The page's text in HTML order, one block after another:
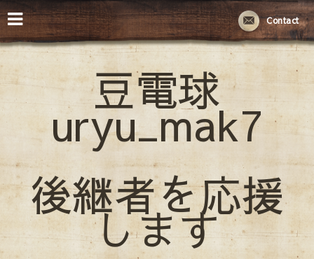
Contact
豆電球
uryu_mak7
後継者を応援
します